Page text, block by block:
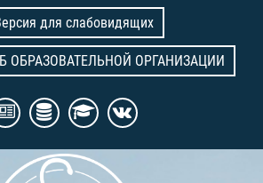
для слабовидящих
ОБРАЗОВАТЕЛЬНОЙ ОРГАНИЗАЦИИ